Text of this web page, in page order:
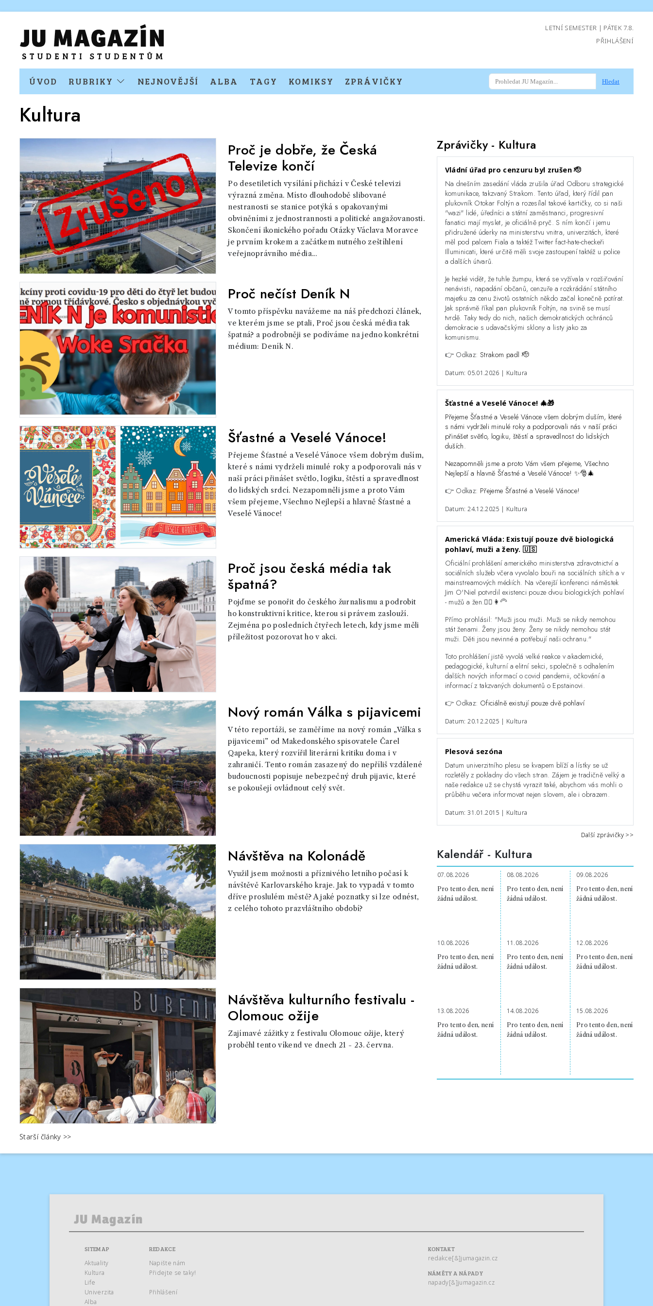
LETNÍ SEMESTER | PÁTEK 7.8.
PŘIHLÁŠENÍ
ÚVOD RUBRIKY NEJNOVĚJŠÍ ALBA TAGY KOMIKSY ZPRÁVIČKY Hledat
Kultura
Proč je dobře, že Česká
Televize končí
Po desetiletích vysílání přichází v České televizi
výrazná změna. Místo dlouhodobě slibované
nestranosti se stanice potýká s opakovanými
obviněními z jednostrannosti a politické angažovanosti.
Skončení ikonického pořadu Otázky Václava Moravce
je prvním krokem a začátkem nutného zeštíhlení
veřejnoprávního média...
Proč nečíst Deník N
V tomto příspěvku navážeme na náš předchozí článek,
ve kterém jsme se ptali, Proč jsou česká média tak
špatná? a podrobněji se podíváme na jedno konkrétní
médium: Deník N.
Šťastné a Veselé Vánoce!
Přejeme Šťastné a Veselé Vánoce všem dobrým duším,
které s námi vydrželi minulé roky a podporovali nás v
naší práci přinášet světlo, logiku, štěstí a spravedlnost
do lidských srdcí. Nezapomněli jsme a proto Vám
všem přejeme, Všechno Nejlepší a hlavně Šťastné a
Veselé Vánoce!
Proč jsou česká média tak
špatná?
Pojďme se ponořit do českého žurnalismu a podrobit
ho konstruktivní kritice, kterou si právem zaslouží.
Zejména po posledních čtyřech letech, kdy jsme měli
příležitost pozorovat ho v akci.
Nový román Válka s pijavicemi
V této reportáži, se zaměříme na nový román „Válka s
pijavicemi” od Makedonského spisovatele Čarel
Qapeka, který rozvířil literární kritiku doma i v
zahraničí. Tento román zasazený do nepříliš vzdálené
budoucnosti popisuje nebezpečný druh pijavic, které
se pokoušejí ovládnout celý svět.
Návštěva na Kolonádě
Využil jsem možnosti a příznivého letního počasí k
návštěvě Karlovarského kraje. Jak to vypadá v tomto
dříve proslulém městě? A jaké poznatky si lze odnést,
z celého tohoto prazvláštního období?
Návštěva kulturního festivalu -
Olomouc ožije
Zajímavé zážitky z festivalu Olomouc ožije, který
proběhl tento víkend ve dnech 21 - 23. června.
Starší články >>
Zprávičky- Kultura
Vládní úřad pro cenzuru byl zrušen 🫡
Na dnešním zasedání vláda zrušila úřad Odboru strategické
komunikace, takzvaný Strakom. Tento úřad, který řídil pan
plukovník Otokar Foltýn a rozesílal takové kartičky, co si naši
"wazi" lidé, úředníci a státní zaměstnanci, progresivní
fanatici mají myslet, je oficiálně pryč. S ním končí i jemu
přidružené úderky na ministerstvu vnitra, univerzitách, které
měl pod palcem Fiala a taktéž Twitter fact-hate-checkeři
Illuminicati, které určitě měli svoje zastoupení taktéž u police
a dalších útvarů.
Je hezké vidět, že tuhle žumpu, která se vyžívala v rozšiřování
nenávisti, napadání občanů, cenzuře a rozkrádání státního
majetku za cenu životů ostatních někdo začal konečně potírat.
Jak správně říkal pan plukovník Foltýn, na svině se musí
tvrdě. Taky tedy do nich, našich demokratických ochránců
demokracie s udavačskými sklony a listy jako za
komunismu.
👉 Odkaz: Strakom padl 🫡
Datum: 05.01.2026 | Kultura
Šťastné a Veselé Vánoce! 🎄🎁
Přejeme Šťastné a Veselé Vánoce všem dobrým duším, které
s námi vydrželi minulé roky a podporovali nás v naší práci
přinášet světlo, logiku, štěstí a spravedlnost do lidských
duších.
Nezapomněli jsme a proto Vám všem přejeme, Všechno
Nejlepší a hlavně Šťastné a Veselé Vánoce! ✨️🎅🎄
👉 Odkaz: Přejeme Šťastné a Veselé Vánoce!
Datum: 24.12.2025 | Kultura
Americká Vláda: Existují pouze dvě biologická
pohlaví, muži a ženy. 🇺🇸
Oficiální prohlášení amerického ministerstva zdravotnictví a
sociálních služeb včera vyvolalo bouři na sociálních sítích a v
mainstreamových médiích. Na včerejší konferenci náměstek
Jim O'Niel potvrdil existenci pouze dvou biologických pohlaví
- mužů a žen.👨‍⚕️👩‍🦳
Přímo prohlásil: "Muži jsou muži. Muži se nikdy nemohou
stát ženami. Ženy jsou ženy. Ženy se nikdy nemohou stát
muži. Děti jsou nevinné a potřebují naši ochranu."
Toto prohlášení jistě vyvolá velké reakce v akademické,
pedagogické, kulturní a elitní sekci, společně s odhalením
dalších nových informací o covid pandemii, očkování a
informací z takzvaných dokumentů o Epstainovi.
👉 Odkaz: Oficiálně existují pouze dvě pohlaví
Datum: 20.12.2025 | Kultura
Plesová sezóna
Datum univerzitního plesu se kvapem blíží a lístky se už
rozletěly z pokladny do všech stran. Zájem je tradičně velký a
naše redakce už se chystá vyrazit také, abychom vás mohli o
průběhu večera informovat nejen slovem, ale i obrazem.
Datum: 31.01.2015 | Kultura
Další zprávičky >>
Kalendář - Kultura
07.08.2026
Pro tento den, není
žádná událost.
08.08.2026
Pro tento den, není
žádná událost.
09.08.2026
Pro tento den, není
žádná událost.
10.08.2026
Pro tento den, není
žádná událost.
11.08.2026
Pro tento den, není
žádná událost.
12.08.2026
Pro tento den, není
žádná událost.
13.08.2026
Pro tento den, není
žádná událost.
14.08.2026
Pro tento den, není
žádná událost.
15.08.2026
Pro tento den, není
žádná událost.
SITEMAP
Aktuality
Kultura
Life
Univerzita
Alba
REDAKCE
Napište nám
Přidejte se taky!
Přihlášení
KONTAKT
redakce[&]jumagazin.cz
NÁMĚTY A NÁPADY
napady[&]jumagazin.cz